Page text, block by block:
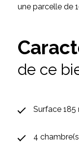
une parcelle de
de ce
Surface 185
4